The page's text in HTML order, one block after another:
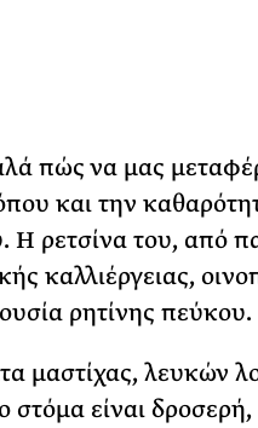
πώς να μας
και την
ρετσίνα του, από
καλλιέργειας,
ρητίνης πεύκου.
μαστίχας, λευκών
στόμα είναι δροσερή,